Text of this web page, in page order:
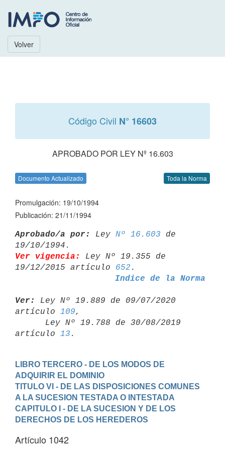
Volver
Código Civil N° 16603
APROBADO POR LEY Nº 16.603
Documento Actualizado Toda la Norma
Promulgación: 19/10/1994
Publicación: 21/11/1994
Aprobado/a por: Ley Nº 16.603 de
Ver vigencia:
Ley Nº 19.355 de
19/12/2015 artículo 652
Indice de la Norma
Ver:
Ley Nº 19.889 de 09/07/2020
artículo 109,
artículo 13
LIBRO TERCERO - DE LOS MODOS DE
ADQUIRIR EL DOMINIO
TITULO VI - DE LAS DISPOSICIONES COMUNES
A LA SUCESION TESTADA O INTESTADA
CAPITULO I - DE LA SUCESION Y DE LOS
DERECHOS DE LOS HEREDEROS
Artículo 1042